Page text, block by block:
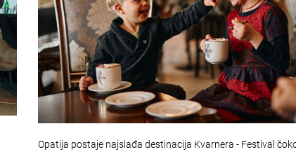
Opatija postaje najslađa destinacija Kvarnera - Festival